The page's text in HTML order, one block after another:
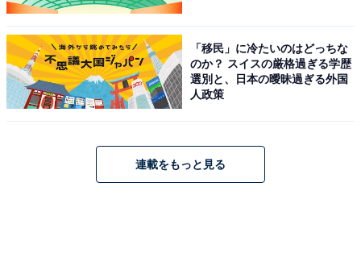
回答者が多く見られました。
「移民」に冷たいのはどっちな
のか？ スイスの厳格過ぎる学歴
選別と、日本の曖昧過ぎる外国
人政策
連載をもっと見る